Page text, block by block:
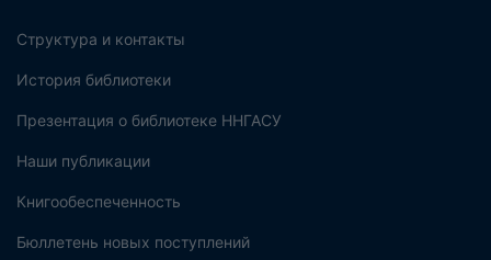
Структура и контакты
История библиотеки
Презентация о библиотеке ННГАСУ
Наши публикации
Книгообеспеченность
Бюллетень новых поступлений